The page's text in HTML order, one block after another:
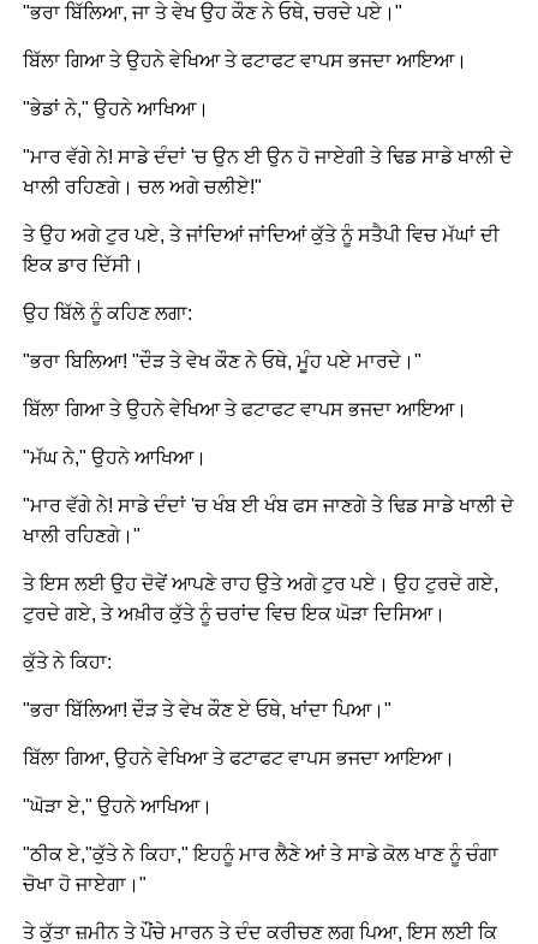
"ਭਰਾ ਬਿੱਲਿਆ, ਜਾ ਤੇ ਵੇਖ ਉਹ ਕੌਣ ਨੇ ਓਥੇ, ਚਰਦੇ ਪਏ।"
ਬਿੱਲਾ ਗਿਆ ਤੇ ਉਹਨੇ ਵੇਖਿਆ ਤੇ ਫਟਾਫਟ ਵਾਪਸ ਭਜਦਾ ਆਇਆ।
"ਭੇਡਾਂ ਨੇ," ਉਹਨੇ ਆਖਿਆ।
"ਮਾਰ ਵੱਗੇ ਨੇ! ਸਾਡੇ ਦੰਦਾਂ 'ਚ ਉਨ ਈ ਉਨ ਹੋ ਜਾਏਗੀ ਤੇ ਢਿਡ ਸਾਡੇ ਖਾਲੀ ਦੇ
ਖਾਲੀ ਰਹਿਣਗੇ। ਚਲ ਅਗੇ ਚਲੀਏ!"
ਤੇ ਉਹ ਅਗੇ ਟੁਰ ਪਏ, ਤੇ ਜਾਂਦਿਆਂ ਜਾਂਦਿਆਂ ਕੁੱਤੇ ਨੂੰ ਸਤੈਪੀ ਵਿਚ ਮੱਘਾਂ ਦੀ
ਇਕ ਡਾਰ ਦਿੱਸੀ।
ਉਹ ਬਿੱਲੇ ਨੂੰ ਕਹਿਣ ਲਗਾ:
"ਭਰਾ ਬਿਲਿਆ! "ਦੌੜ ਤੇ ਵੇਖ ਕੌਣ ਨੇ ਓਥੇ, ਮੂੰਹ ਪਏ ਮਾਰਦੇ।"
ਬਿੱਲਾ ਗਿਆ ਤੇ ਉਹਨੇ ਵੇਖਿਆ ਤੇ ਫਟਾਫਟ ਵਾਪਸ ਭਜਦਾ ਆਇਆ।
"ਮੱਘ ਨੇ," ਉਹਨੇ ਆਖਿਆ।
"ਮਾਰ ਵੱਗੇ ਨੇ! ਸਾਡੇ ਦੰਦਾਂ 'ਚ ਖੰਬ ਈ ਖੰਬ ਫਸ ਜਾਣਗੇ ਤੇ ਢਿਡ ਸਾਡੇ ਖਾਲੀ ਦੇ
ਖਾਲੀ ਰਹਿਣਗੇ।"
ਤੇ ਇਸ ਲਈ ਉਹ ਦੋਵੇਂ ਆਪਣੇ ਰਾਹ ਉਤੇ ਅਗੇ ਟੁਰ ਪਏ। ਉਹ ਟੁਰਦੇ ਗਏ,
ਟੁਰਦੇ ਗਏ, ਤੇ ਅਖ਼ੀਰ ਕੁੱਤੇ ਨੂੰ ਚਰਾਂਦ ਵਿਚ ਇਕ ਘੋੜਾ ਦਿਸਿਆ।
ਕੁੱਤੇ ਨੇ ਕਿਹਾ:
"ਭਰਾ ਬਿੱਲਿਆ! ਦੌੜ ਤੇ ਵੇਖ ਕੌਣ ਏ ਓਥੇ, ਖਾਂਦਾ ਪਿਆ।"
ਬਿੱਲਾ ਗਿਆ, ਉਹਨੇ ਵੇਖਿਆ ਤੇ ਫਟਾਫਟ ਵਾਪਸ ਭਜਦਾ ਆਇਆ।
"ਘੋੜਾ ਏ," ਉਹਨੇ ਆਖਿਆ।
"ਠੀਕ ਏ,"ਕੁੱਤੇ ਨੇ ਕਿਹਾ," ਇਹਨੂੰ ਮਾਰ ਲੈਣੇ ਆਂ ਤੇ ਸਾਡੇ ਕੋਲ ਖਾਣ ਨੂੰ ਚੰਗਾ
ਚੋਖਾ ਹੋ ਜਾਏਗਾ।"
ਤੇ ਕੁੱਤਾ ਜ਼ਮੀਨ ਤੇ ਪੌਂਚੇ ਮਾਰਨ ਤੇ ਦੰਦ ਕਰੀਚਣ ਲਗ ਪਿਆ, ਇਸ ਲਈ ਕਿ